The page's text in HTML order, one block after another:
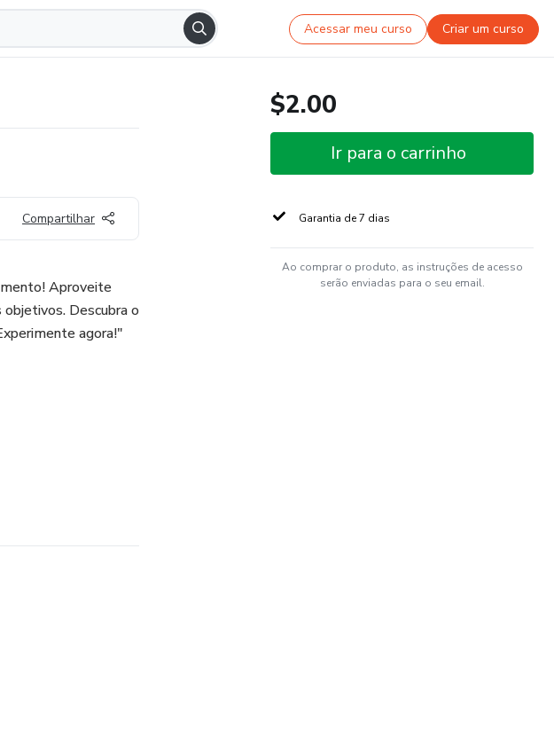
Acessar meu curso Criar um curso
Compartilhar
Aproveite
Descubra o
agora!"
$2.00
Ir para o carrinho
Garantia de 7 dias
Ao comprar o produto, as instruções de acesso
serão enviadas para o seu email.